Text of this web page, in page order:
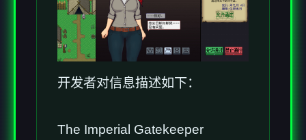
开发者对信息描述如下：
The Imperial Gatekeeper